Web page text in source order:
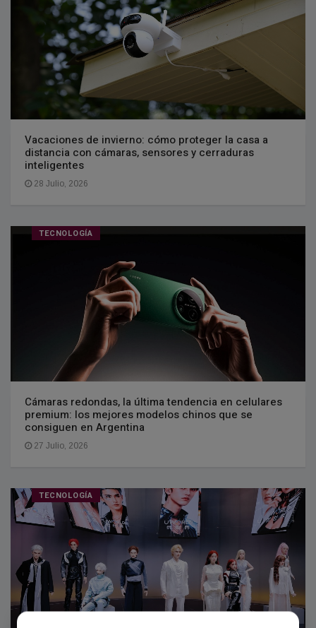
Vacaciones de invierno: cómo proteger la casa a
distancia con cámaras, sensores y cerraduras
inteligentes
28 Julio, 2026
TECNOLOGÍA
Cámaras redondas, la última tendencia en celulares
premium: los mejores modelos chinos que se
consiguen en Argentina
27 Julio, 2026
TECNOLOGÍA